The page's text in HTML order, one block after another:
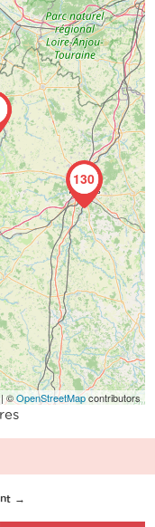
130
©OpenStreetMapcontributors
→